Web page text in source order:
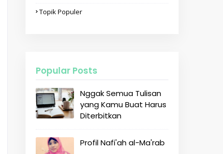
Topik Populer
Popular Posts
Nggak Semua Tulisan
yang Kamu Buat Harus
Diterbitkan
Profil Nafi'ah al-Ma'rab